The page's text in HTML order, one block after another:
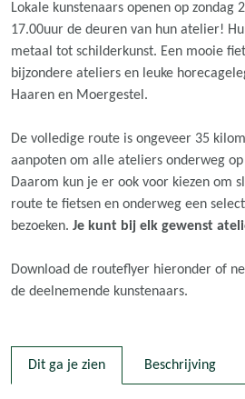
l
d
e
z
e
a
g
i
n
a
p
F
e
l
d
e
z
e
a
g
i
n
a
p
X
l
d
e
z
e
a
g
i
n
a
p
e
a
l
d
e
z
e
a
g
i
n
a
p
W
t
Lokale kunstenaars openen op zondag
17.00uur de deuren van hun atelier!
metaal tot schilderkunst. Een mooie
bijzondere ateliers en leuke
Haaren en Moergestel.
De volledige route is ongeveer 35
aanpoten om alle ateliers onderweg op
Daarom kun je er ook voor kiezen om
route te fietsen en onderweg een
bezoeken. Je kunt bij elk gewenst
Download de routeflyer hieronder of
de deelnemende kunstenaars.
Dit ga je zien Beschrijving